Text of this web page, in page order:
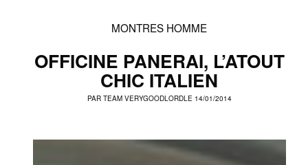
MONTRES HOMME
OFFICINE PANERAI, L’ATOUT
CHIC ITALIEN
PAR TEAM VERYGOODLORDLE 14/01/2014